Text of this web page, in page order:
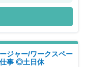
が整っております。
ジャー/ワークスペー
事 ◎土日休